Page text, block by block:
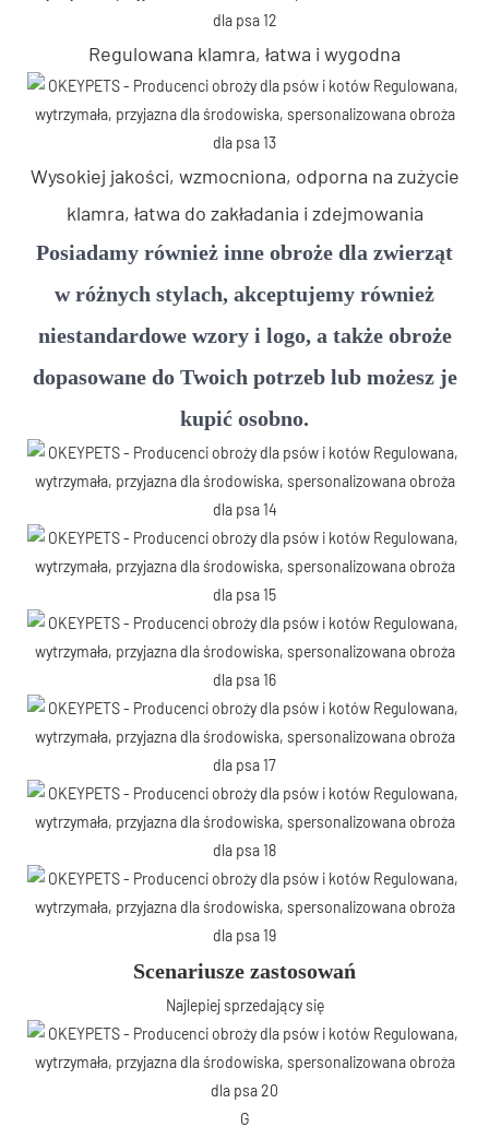
Regulowana klamra, łatwa i wygodna
Wysokiej jakości, wzmocniona, odporna na zużycie
klamra, łatwa do zakładania i zdejmowania
Posiadamy również inne obroże dla zwierząt
w różnych stylach, akceptujemy również
niestandardowe wzory i logo, a także obroże
dopasowane do Twoich potrzeb lub możesz je
kupić osobno.
Scenariusze zastosowań
Najlepiej sprzedający się
G